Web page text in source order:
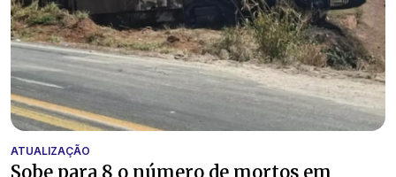
ATUALIZAÇÃO
Sobe para 8 o número de mortos em